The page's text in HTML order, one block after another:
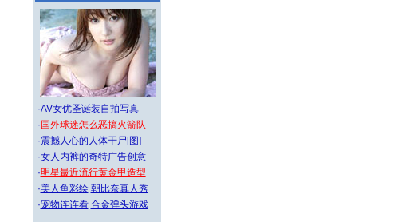
·AV女优圣诞装自拍写真
· 国外球迷怎么恶搞火箭队
·震撼人心的人体干尸[图]
·女人内裤的奇特广告创意
·明星最近流行黄金甲造型
·美人鱼彩绘 朝比奈真人秀
·宠物连连看 合金弹头游戏